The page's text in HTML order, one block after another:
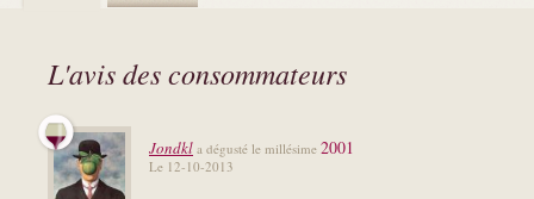
L'avis des consommateurs
Jondkl a dégusté le millésime 2001
Le 12-10-2013